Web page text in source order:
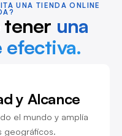
UNA TIENDA ONLINE
tener una
efectiva.
y Alcance
el mundo y amplía
geográficos.